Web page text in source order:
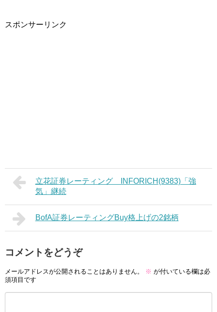
スポンサーリンク
立花証券レーティング INFORICH(9383)「強
気」継続
BofA証券レーティングBuy格上げの2銘柄
コメントをどうぞ
メールアドレスが公開されることはありません。 ※ が付いている欄は必
須項目です